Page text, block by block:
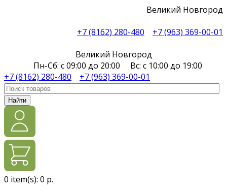
Великий Новгород
+7 (8162) 280-480
+7 (963) 369-00-01
Великий Новгород
Пн-Сб: с 09:00 до 20:00 Вс: с 10:00 до 19:00
+7 (8162) 280-480
+7 (963) 369-00-01
Найти
0 item(s): 0 р.